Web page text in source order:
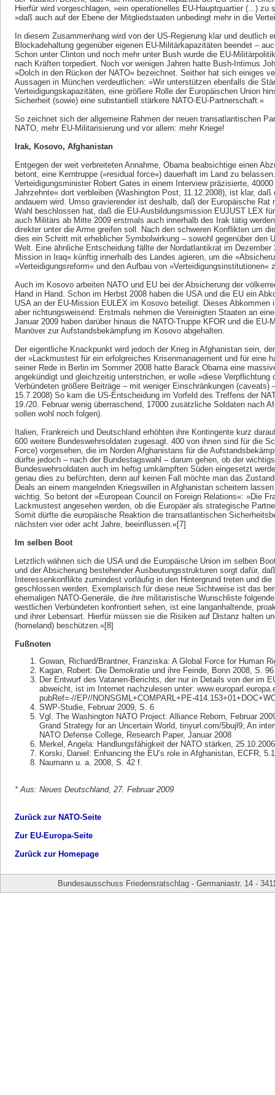
Hierfür wird vorgeschlagen, »ein operationelles EU-Hauptquartier (...) zu
»daß auch auf der Ebene der Mitgliedstaaten unbedingt mehr in die
In diesem Zusammenhang wird von der US-Regierung klar und deutlich
Blockadehaltung gegenüber eigenen EU-Militärkapazitäten beendet –
Schon unter Clinton und noch mehr unter Bush wurde die EU-
nach Kräften torpediert. Noch vor wenigen Jahren hatte Bush-Intimus
»Dolch in den Rücken der NATO« bezeichnet. Seither hat sich einiges
Aussagen in München verdeutlichen: »Wir unterstützen ebenfalls die
Verteidigungskapazitäten, eine größere Rolle der Europäischen Union
Sicherheit (sowie) eine substantiell stärkere NATO-EU-Partnerschaft.«
So zeichnet sich der allgemeine Rahmen der neuen transatlantischen
NATO, mehr EU-Militarisierung und vor allem: mehr Kriege!
Irak, Kosovo, Afghanistan
Entgegen der weit verbreiteten Annahme, ­Obama beabsichtige einen
betont, eine Kerntruppe (»residual force«) dauerhaft im Land zu
Verteidigungsminister Robert Gates in einem Interview präzisierte,
Jahrzehnte« dort verbleiben (Washington Post, 11.12.2008), ist klar,
andauern wird. Umso gravierender ist deshalb, daß der Europäische
Wahl beschlossen hat, daß die EU-Ausbildungsmission EUJUST LEX
auch Militärs ab Mitte 2009 erstmals auch innerhalb des Irak tätig
direkter unter die Arme greifen soll. Nach den schweren Konflikten um
dies ein Schritt mit erheblicher Symbolwirkung – sowohl gegenüber den
Welt. Eine ähnliche Entscheidung fällte der Nordatlantikrat im
Mission in Iraq« künftig innerhalb des Landes agieren, um die
»Verteidigungsreform« und den Aufbau von »Verteidigungsinstitutionen«
Auch im Kosovo arbeiten NATO und EU bei der Absicherung der
Hand in Hand. Schon im Herbst 2008 haben die USA und die EU ein
USA an der EU-Mission EULEX im Kosovo beteiligt. Dieses Abkommen
aber richtungsweisend: Erstmals nehmen die Vereinigten Staaten an
Januar 2009 haben darüber hinaus die NATO-Truppe KFOR und die
Manöver zur Aufstandsbekämpfung im Kosovo abgehalten.
Der eigentliche Knackpunkt wird jedoch der Krieg in Afghanistan sein,
der »Lackmustest für ein erfolgreiches Krisenmanagement und für eine
seiner Rede in Berlin im Sommer 2008 hatte Barack Oba­ma eine
angekündigt und gleichzeitig unterstrichen, er wolle »diese Verpflichtung
Verbündeten größere Beiträge – mit weniger Einschränkungen (caveats)
15.7.2008) So kam die US-Entscheidung im Vorfeld des Treffens der
19./20. Februar wenig überraschend, 17000 zusätzliche Soldaten nach
sollen wohl noch folgen).
Italien, Frankreich und Deutschland erhöhten ihre Kontingente kurz
600 weitere Bundeswehrsoldaten zugesagt. 400 von ihnen sind für die
Force) vorgesehen, die im Norden Afghanistans für die
dürfte jedoch – nach der Bundestagswahl – darum gehen, ob der
Bundeswehrsoldaten auch im heftig umkämpften Süden eingesetzt
genau dies zu befürchten, denn auf keinen Fall möchte man das
Deals an einem mangelnden Kriegswillen in Afghanistan scheitern
wichtig. So betont der »European Council on Foreign Relations«: »Die
Lackmustest angesehen werden, ob die Europäer als strategische
Somit dürfte die europäische Reaktion die trans­atlantischen
nächsten vier oder acht Jahre, beeinflussen.«[7]
Im selben Boot
Letztlich wähnen sich die USA und die Europäi­sche Union im selben
und der Absicherung bestehender Ausbeutungsstrukturen sorgt dafür,
Interessenkonflikte zumindest vorläufig in den Hintergrund treten und
geschlossen werden. Exemplarisch für diese neue Sichtweise ist das
ehemaligen NATO-Generäle, die ihre militaristische Wunschliste
westlichen Verbündeten konfrontiert sehen, ist eine langanhaltende,
und ihrer Lebensart. Hierfür müssen sie die Risiken auf Distanz halten
(homeland) beschützen.«[8]
Fußnoten
Gowan, Richard/Brantner, Franziska: A Global Force for Human
Kagan, Robert: Die Demokratie und ihre Feinde, Bonn 2008, S.
Der Entwurf des Vatanen-Berichts, der nur in Details von der im
abweicht, ist im Internet nachzulesen unter:
pubRef=-//EP//NONSGML+COMPARL+PE-
SWP-Studie, Februar 2009, S. 6
Vgl. The Washington NATO Project: Alliance Reborn, Februar
Grand Strategy for an Uncertain World, tinyurl.com/5bujl9; An
NATO Defense College, Research Paper, Januar 2008
Merkel, Angela: Handlungsfähigkeit der NATO stärken,
Korski, Daniel: Enhancing the EU’s role in Afghanistan, ECFR,
Naumann u. a. 2008, S. 42 f.
* Aus: Neues Deutschland, 27. Februar 2009
Zurück zur NATO-Seite
Zur EU-Europa-Seite
Zurück zur Homepage
Bundesausschuss Friedensratschlag - Germaniastr. 14 -